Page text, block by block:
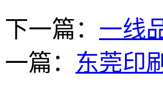
下一篇： 一线
一篇： 东莞印